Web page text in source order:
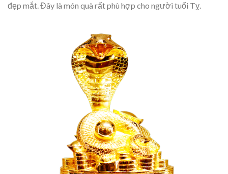
đẹp mắt. Đây là món quà rất phù hợp cho người tuổi Tỵ.